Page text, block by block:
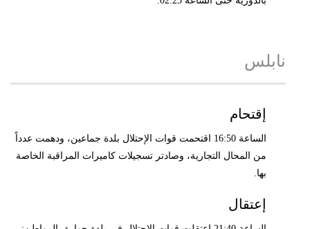
نابلس
إقتحام
الساعة 16:50 اقتحمت قوات الإحتلال بلدة جماعين، ودهمت عدداً
من المحال التجارية، وصادتر تسجيلات كاميرات المراقبة الخاصة
بها.
إعتقال